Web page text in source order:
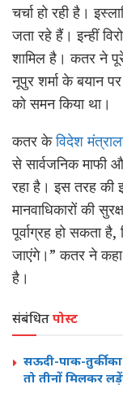
चर्चा हो रही है।
जता रहे हैं। इन्हीं
शामिल है। कतर ने पूरे
नूपुर शर्मा के बयान
को समन किया था।
कतर केविदेश
से सार्वजनिक माफी
रहा है। इस तरह की
मानवाधिकारों की
पूर्वाग्रह हो सकता
जाएंगे।” कतर ने कहा
है।
संबंधितपोस्ट
सऊदी-पाक-तुर्की
तो तीनों मिलकर